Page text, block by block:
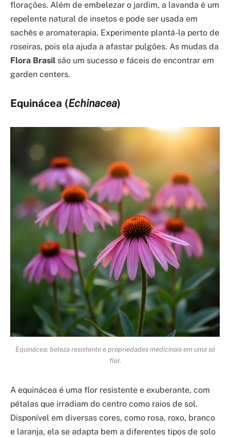
florações. Além de embelezar o jardim, a lavanda é um
repelente natural de insetos e pode ser usada em
sachês e aromaterapia. Experimente plantá-la perto de
roseiras, pois ela ajuda a afastar pulgões. As mudas da
Flora Brasil são um sucesso e fáceis de encontrar em
garden centers.
Equinácea (Echinacea)
Equinácea: beleza resistente e propriedades medicinais em uma só
flor.
A equinácea é uma flor resistente e exuberante, com
pétalas que irradiam do centro como raios de sol.
Disponível em diversas cores, como rosa, roxo, branco
e laranja, ela se adapta bem a diferentes tipos de solo